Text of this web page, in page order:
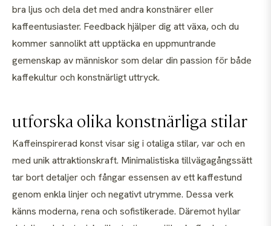
bra ljus och dela det med andra konstnärer eller
kaffeentusiaster. Feedback hjälper dig att växa, och du
kommer sannolikt att upptäcka en uppmuntrande
gemenskap av människor som delar din passion för både
kaffekultur och konstnärligt uttryck.
utforska olika konstnärliga stilar
Kaffeinspirerad konst visar sig i otaliga stilar, var och en
med unik attraktionskraft. Minimalistiska tillvägagångssätt
tar bort detaljer och fångar essensen av ett kaffestund
genom enkla linjer och negativt utrymme. Dessa verk
känns moderna, rena och sofistikerade. Däremot hyllar